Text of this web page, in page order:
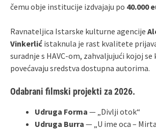
čemu obje institucije izdvajaju po 40.000
Ravnateljica Istarske kulturne agencije
Vinkerlić istaknula je rast kvalitete
suradnje s HAVC‑om, zahvaljujući kojoj
povećavaju sredstva dostupna autorima.
Odabrani filmski projekti za 2026.
Udruga Forma — „Divlji otok“
Udruga Burra — „U ime oca –